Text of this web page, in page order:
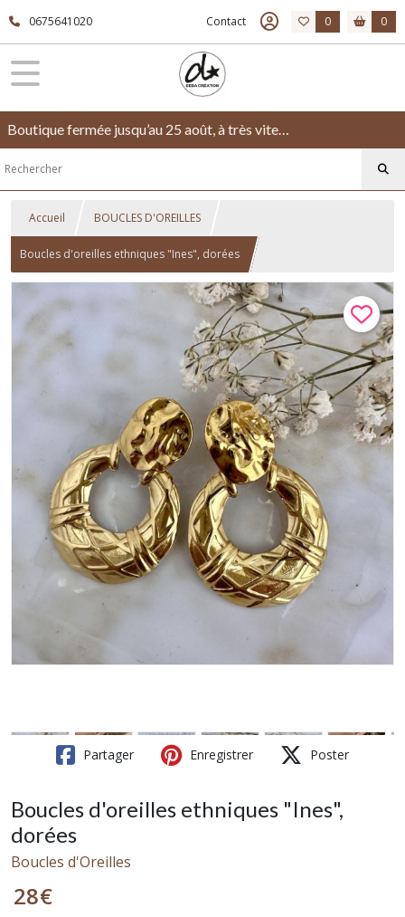
0675641020 Contact 0 0
Boutique fermée jusqu’au 25 août, à très vite…
Accueil BOUCLES D'OREILLES
Boucles d'oreilles ethniques "Ines", dorées
Partager Enregistrer Poster
Boucles d'oreilles ethniques "Ines",
dorées
Boucles d'Oreilles
28€